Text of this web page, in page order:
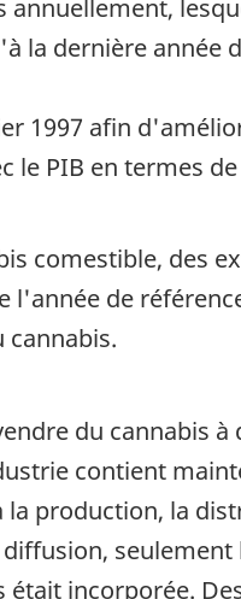
la dernière année
1997 afin
le PIB en termes
comestible, des
l'année de
du cannabis à
contient
production, la
incorporée.